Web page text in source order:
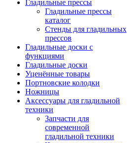
Гладильные прессы
Гладильные прессы
каталог
Стенды для гладильных
прессов
Гладильные доски с
функциями
Гладильные доски
Уценённые товары
Портновские колодки
Ножницы
Аксессуары для гладильной
техники
Запчасти для
современной
гладильной техники